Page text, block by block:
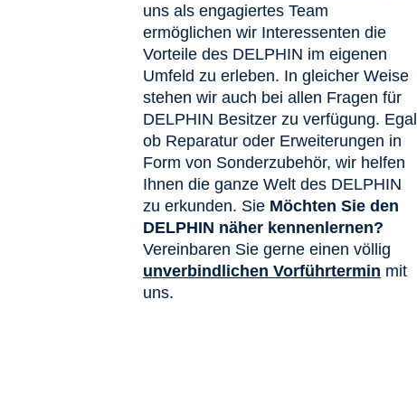
uns als engagiertes Team
ermöglichen wir Interessenten die
Vorteile des DELPHIN im eigenen
Umfeld zu erleben. In gleicher Weise
stehen wir auch bei allen Fragen für
DELPHIN Besitzer zu verfügung. Egal
ob Reparatur oder Erweiterungen in
Form von Sonderzubehör, wir helfen
Ihnen die ganze Welt des DELPHIN
zu erkunden. Sie Möchten Sie den
DELPHIN näher kennenlernen?
Vereinbaren Sie gerne einen völlig
unverbindlichen Vorführtermin mit
uns.